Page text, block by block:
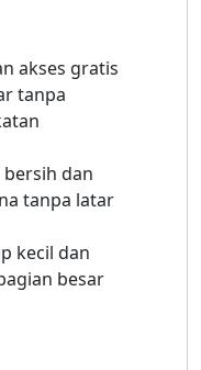
akses gratis
tanpa
dan
tanpa latar
kecil dan
besar